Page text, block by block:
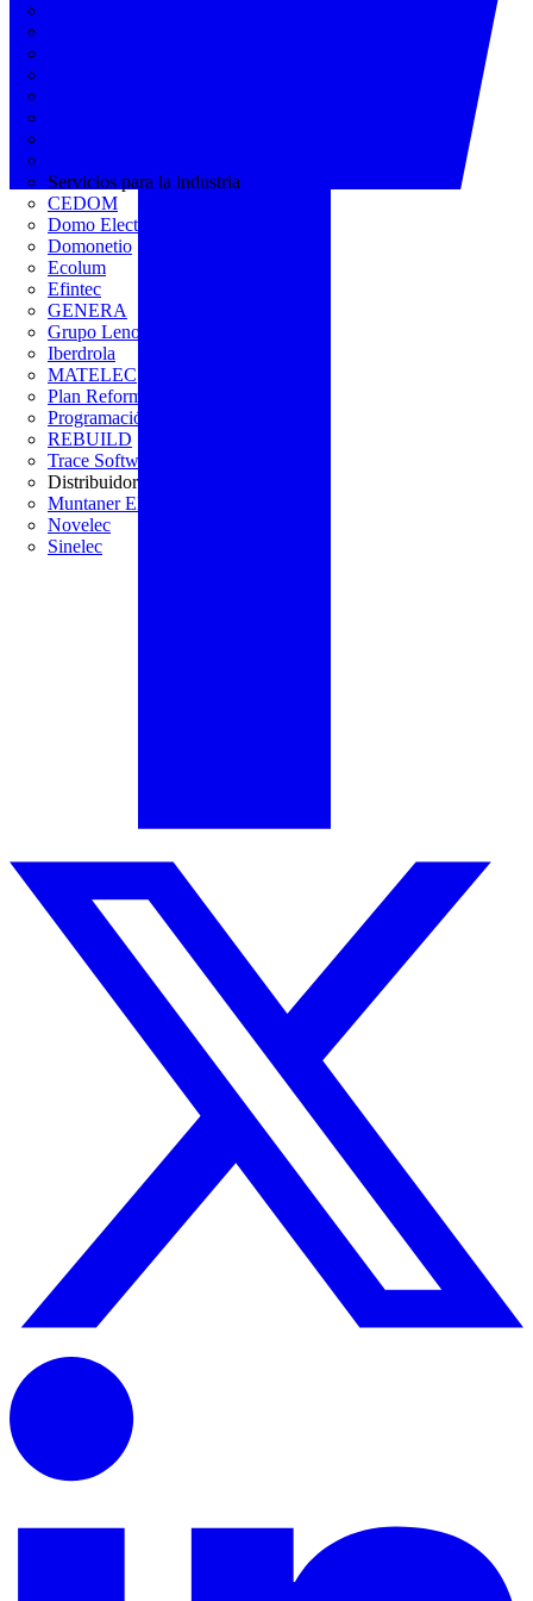
Servicios para la industria
CEDOM
Domo Electra
Domonetio
Ecolum
Efintec
GENERA
Grupo Lenor
Iberdrola
MATELEC
Plan Reforma
Programación Integral
REBUILD
Trace Software
Distribuidor
Muntaner Electro
Novelec
Sinelec